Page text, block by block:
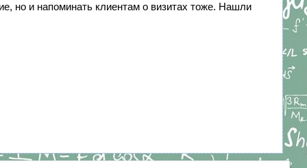
но и напоминать клиентам о визитах тоже. Нашли